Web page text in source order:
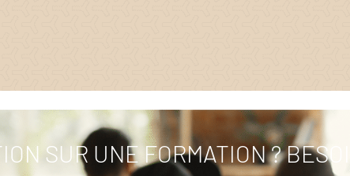
SUR UNE FORMATION ?